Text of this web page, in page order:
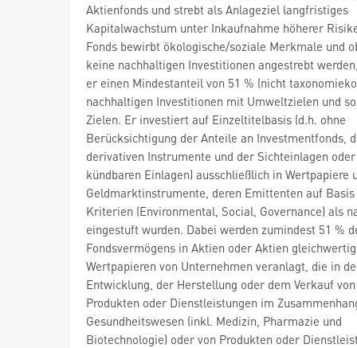
Aktienfonds und strebt als Anlageziel langfristiges
Kapitalwachstum unter Inkaufnahme höherer
Fonds bewirbt ökologische/soziale Merkmale und
keine nachhaltigen Investitionen angestrebt
er einen Mindestanteil von 51 % (nicht
nachhaltigen Investitionen mit Umweltzielen und
Zielen. Er investiert auf Einzeltitelbasis (d.h. ohne
Berücksichtigung der Anteile an Investmentfonds,
derivativen Instrumente und der Sichteinlagen oder
kündbaren Einlagen) ausschließlich in Wertpapiere
Geldmarktinstrumente, deren Emittenten auf Basis
Kriterien (Environmental, Social, Governance) als
eingestuft wurden. Dabei werden zumindest 51 %
Fondsvermögens in Aktien oder Aktien
Wertpapieren von Unternehmen veranlagt, die in
Entwicklung, der Herstellung oder dem Verkauf von
Produkten oder Dienstleistungen im
Gesundheitswesen (inkl. Medizin, Pharmazie und
Biotechnologie) oder von Produkten oder